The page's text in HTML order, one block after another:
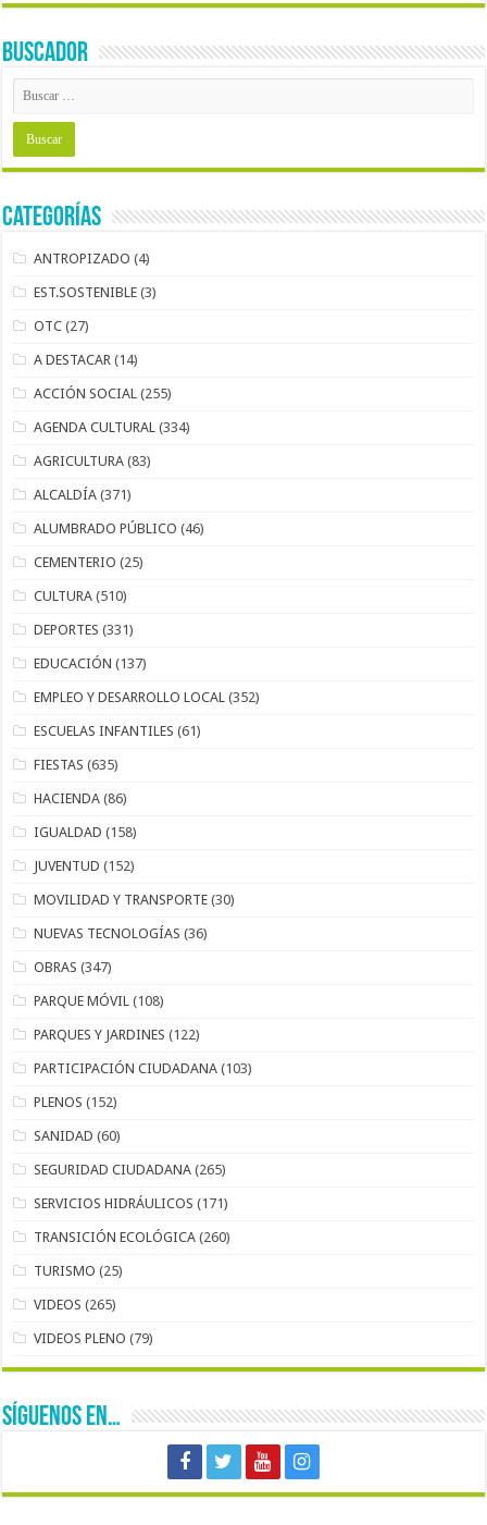
BUSCADOR
Categorías
ANTROPIZADO (4)
EST.SOSTENIBLE (3)
OTC (27)
A DESTACAR (14)
ACCIÓN SOCIAL (255)
AGENDA CULTURAL (334)
AGRICULTURA (83)
ALCALDÍA (371)
ALUMBRADO PÚBLICO (46)
CEMENTERIO (25)
CULTURA (510)
DEPORTES (331)
EDUCACIÓN (137)
EMPLEO Y DESARROLLO LOCAL (352)
ESCUELAS INFANTILES (61)
FIESTAS (635)
HACIENDA (86)
IGUALDAD (158)
JUVENTUD (152)
MOVILIDAD Y TRANSPORTE (30)
NUEVAS TECNOLOGÍAS (36)
OBRAS (347)
PARQUE MÓVIL (108)
PARQUES Y JARDINES (122)
PARTICIPACIÓN CIUDADANA (103)
PLENOS (152)
SANIDAD (60)
SEGURIDAD CIUDADANA (265)
SERVICIOS HIDRÁULICOS (171)
TRANSICIÓN ECOLÓGICA (260)
TURISMO (25)
VIDEOS (265)
VIDEOS PLENO (79)
SÍGUENOS EN…